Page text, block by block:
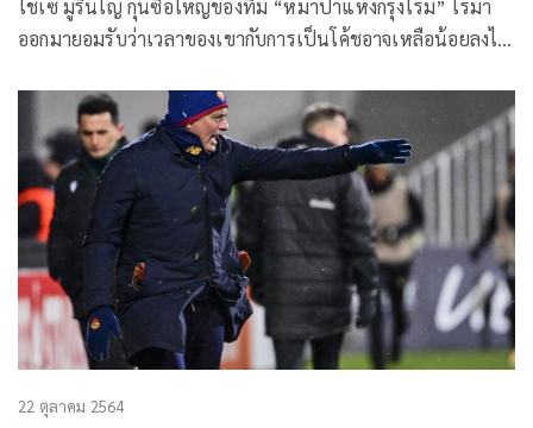
โชเซ มูรินโญ กุนซือใหญ่ของทีม “หมาป่าแห่งกรุงโรม” โรมา
ออกมายอมรับว่าเวลาของเขากับการเป็นโค้ชอาจเหลือน้อยลงไป
มาอย่างโชกโชน คงอีกไม่นานที่จะหันหลังให้กับเส้นทางด้านโค้ช
22 ตุลาคม 2564